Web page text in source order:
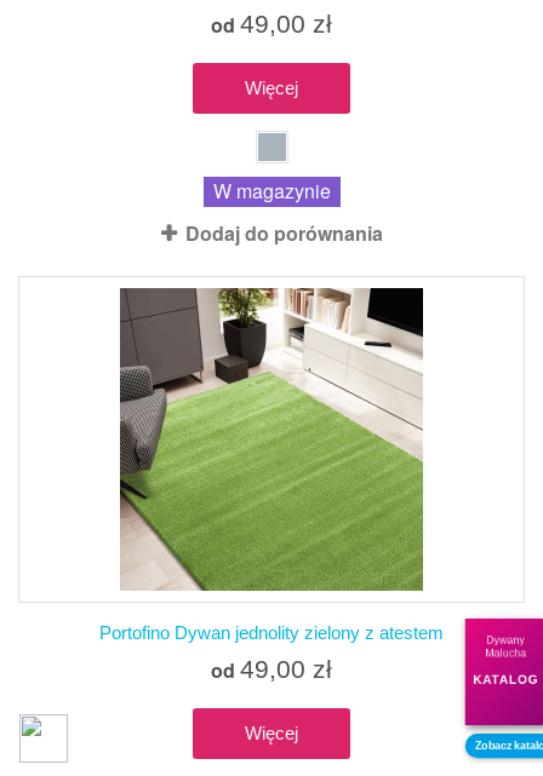
od 49,00 zł
Więcej
W magazynie
Dodaj do porównania
Portofino Dywan jednolity zielony z atestem
od 49,00 zł
Więcej
Dywany
Malucha
KATALOG
Zobacz